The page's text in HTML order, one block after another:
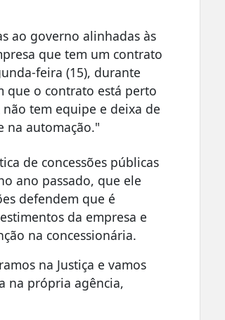
ao governo alinhadas às
que tem um contrato
feira (15), durante
que o contrato está perto
tem equipe e deixa de
na automação."
de concessões públicas
ano passado, que ele
defendem que é
da empresa e
na concessionária.
na Justiça e vamos
na própria agência,